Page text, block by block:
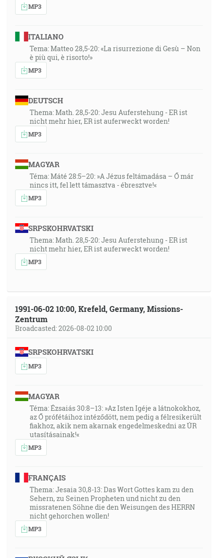
MP3
ITALIANO
Tema: Matteo 28,5-20: «La risurrezione di Gesù – Non
è più qui, è risorto!»
MP3
DEUTSCH
Thema: Math. 28,5-20: Jesu Auferstehung - ER ist
nicht mehr hier, ER ist auferweckt worden!
MP3
MAGYAR
Téma: Máté 28:5–20: »A Jézus feltámadása – Ő már
nincs itt, fel lett támasztva - ébresztve!«
MP3
SRPSKOHRVATSKI
Thema: Math. 28,5-20: Jesu Auferstehung - ER ist
nicht mehr hier, ER ist auferweckt worden!
MP3
1991-06-02 10:00, Krefeld, Germany, Missions-
Zentrum
Broadcasted: 2026-08-02 10:00
SRPSKOHRVATSKI
MP3
MAGYAR
Téma: Ézsaiás 30:8–13: »Az Isten Igéje a látnokokhoz,
az Ő prófétáihoz intéződött, nem pedig a félresikerült
fiakhoz, akik nem akarnak engedelmeskedni az ÚR
utasításainak!«
MP3
FRANÇAIS
Thema: Jesaia 30,8-13: Das Wort Gottes kam zu den
Sehern, zu Seinen Propheten und nicht zu den
missratenen Söhne die den Weisungen des HERRN
nicht gehorchen wollen!
MP3